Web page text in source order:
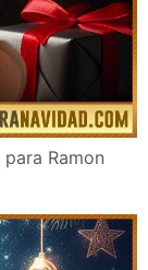
Ramon